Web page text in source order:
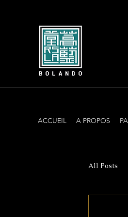
ACCUEIL A PROPOS
All Posts